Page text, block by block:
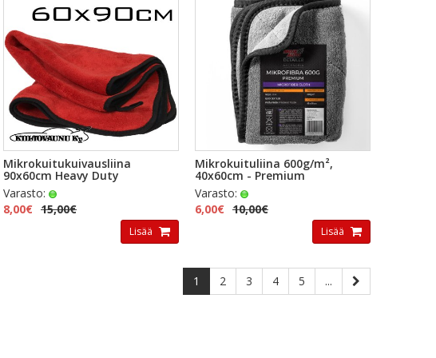
PIKAKATSELU
Mikrokuitukuivausliina
90x60cm Heavy Duty
Varasto:
8,00€ 15,00€
Lisää
PIKAKATSELU
Mikrokuituliina 600g/m²,
40x60cm - Premium
Varasto:
6,00€ 10,00€
Lisää
1 2 3 4 5 ...